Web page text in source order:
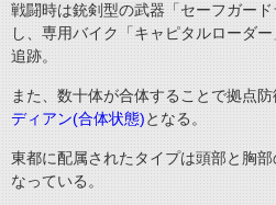
戦闘時は銃剣型の武器「セーフガー
し、専用バイク「キャピタルローダ
追跡。
また、数十体が合体することで拠点
ディアン(合体状態)となる。
東都に配属されたタイプは頭部と胸部
なっている。